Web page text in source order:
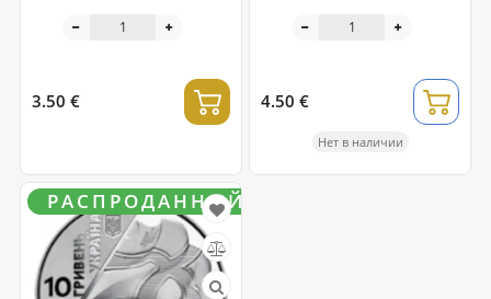
Украины
3.50 € 4.50 €
Нет в наличии
РАСПРОДАННЫЙ